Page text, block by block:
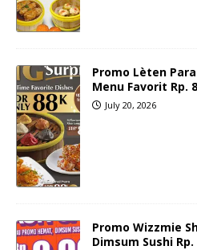
Promo Lèten
Menu Favorit Rp.
July 20, 2026
Promo Wizzmie
Dimsum Sushi Rp.